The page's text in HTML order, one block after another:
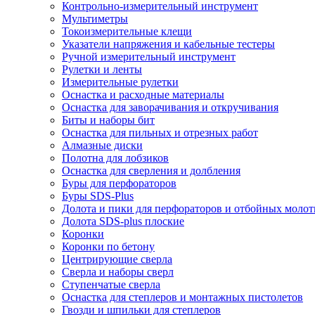
Контрольно-измерительный инструмент
Мультиметры
Токоизмерительные клещи
Указатели напряжения и кабельные тестеры
Ручной измерительный инструмент
Рулетки и ленты
Измерительные рулетки
Оснастка и расходные материалы
Оснастка для заворачивания и откручивания
Биты и наборы бит
Оснастка для пильных и отрезных работ
Алмазные диски
Полотна для лобзиков
Оснастка для сверления и долбления
Буры для перфораторов
Буры SDS-Plus
Долота и пики для перфораторов и отбойных
Долота SDS-plus плоские
Коронки
Коронки по бетону
Центрирующие сверла
Сверла и наборы сверл
Ступенчатые сверла
Оснастка для степлеров и монтажных пистолетов
Гвозди и шпильки для степлеров